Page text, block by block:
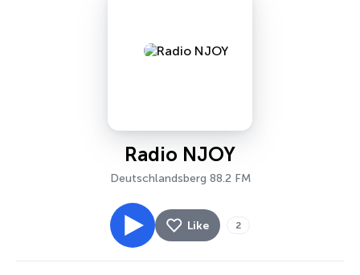
Radio NJOY
Deutschlandsberg 88.2 FM
Like 2